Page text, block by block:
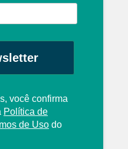
você confirma
Política de
de Uso do